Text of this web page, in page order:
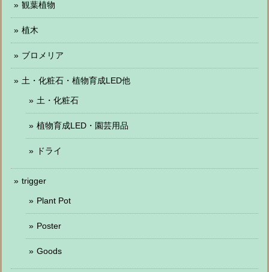
観葉植物
植木
ブロメリア
土・化粧石・植物育成LED他
土・化粧石
植物育成LED・園芸用品
ドライ
trigger
Plant Pot
Poster
Goods